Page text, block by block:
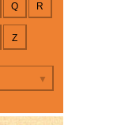
Q R
Z